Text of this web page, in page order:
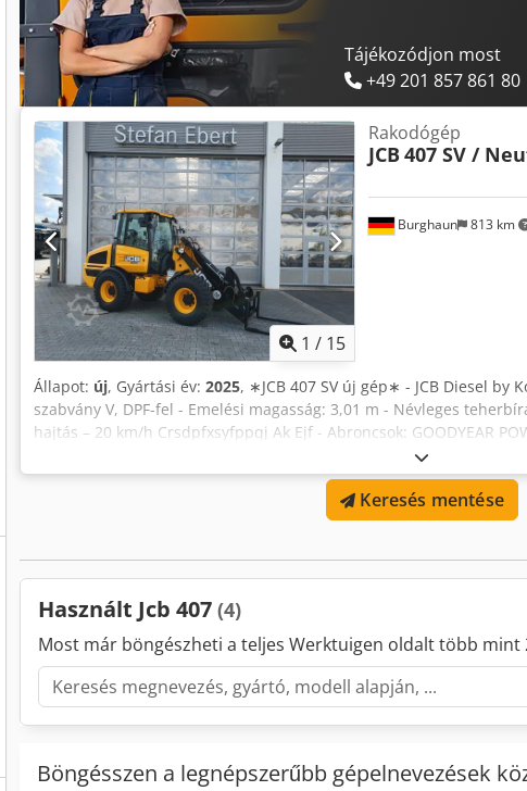
autókereskedésben kötött szerződés kötelező érvényű. Az elírás
Cedpfxop Na Eus Ak Esrf
Tájékozódjon most
+49 201 857 861 80
1 / 15
Burghaun 813 km
Rakodógép
JCB 407 SV /
Állapot: új, Gyártási év: 2025, ∗JCB 407 SV új gép∗ - JCB Diesel by
szabvány V, DPF-fel - Emelési magasság: 3,01 m - Névleges
hajtás – 20 km/h Crsdpfxsyfppqj Ak Ejf - Abroncsok: GOODYEAR
(ROPS/FOPS) - Rádió előkészítés - Állítható kormánykerék -
DIFFERENCIÁL ELOSZTVA ELŐL ÉS HÁTUL Első tengely = 45 %
vezérlés - HIDRAULIKUS GYORSCSERÉLŐ (VOLVO / ZETTELMEYER,
raklapvillával - LED munkalámpák elöl/hátul - Karfa jobb/bal
közbeni értékesítés jogát fenntartjuk! BSS, Gyorscserélő rendszer,
információk = További információért forduljon Tobias Eberthez.
Keresés mentése
Használt Jcb 407 (4)
Most már böngészheti a teljes Werktuigen oldalt több mint
Böngésszen a legnépszerűbb gépelnevezések